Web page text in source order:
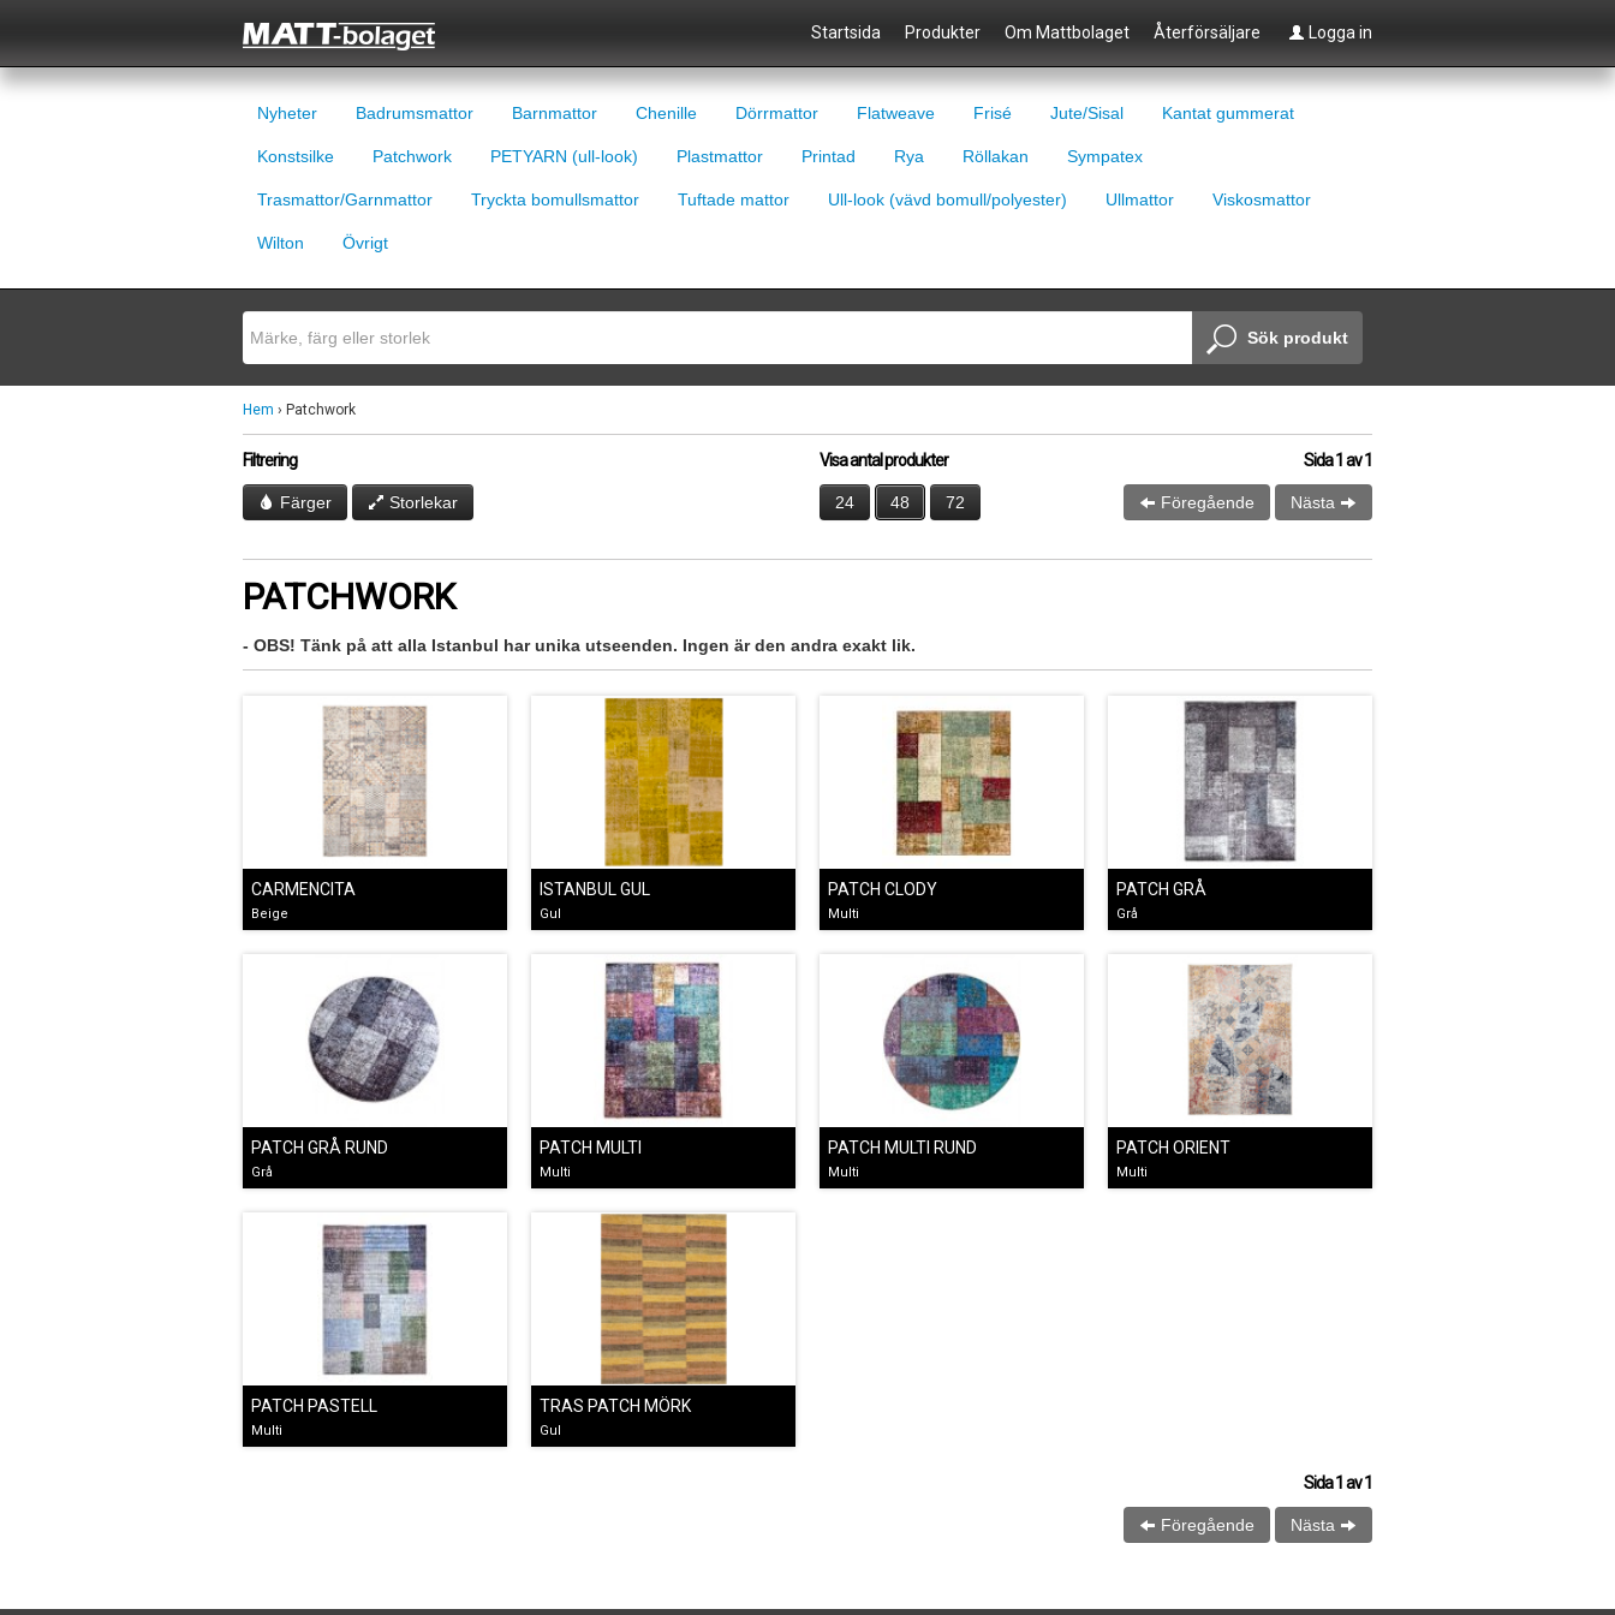
Startsida Produkter Om Mattbolaget Återförsäljare Logga in
Nyheter Badrumsmattor Barnmattor Chenille Dörrmattor Flatweave Frisé Jute/Sisal Kantat gummerat
Konstsilke Patchwork PETYARN (ull-look) Plastmattor Printad Rya Röllakan Sympatex
Trasmattor/Garnmattor Tryckta bomullsmattor Tuftade mattor Ull-look (vävd bomull/polyester) Ullmattor Viskosmattor
Wilton Övrigt
Sök produkt
Hem › Patchwork
Filtrering
Färger Storlekar
Visa antal produkter
24 48 72
Sida1 av1
Föregående Nästa
PATCHWORK
- OBS! Tänk på att alla Istanbul har unika utseenden. Ingen är den andra exakt lik.
CARMENCITA
Beige
ISTANBUL GUL
Gul
PATCH CLODY
Multi
PATCH GRÅ
Grå
PATCH GRÅ RUND
Grå
PATCH MULTI
Multi
PATCH MULTI RUND
Multi
PATCH ORIENT
Multi
PATCH PASTELL
Multi
TRAS PATCH MÖRK
Gul
Sida1 av1
Föregående Nästa